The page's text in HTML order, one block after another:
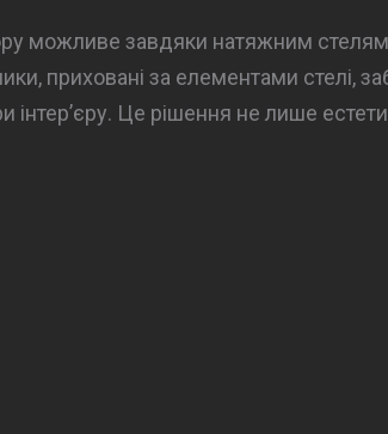
можливе завдяки натяжним
приховані за елементами стелі,
інтер’єру. Це рішення не лише